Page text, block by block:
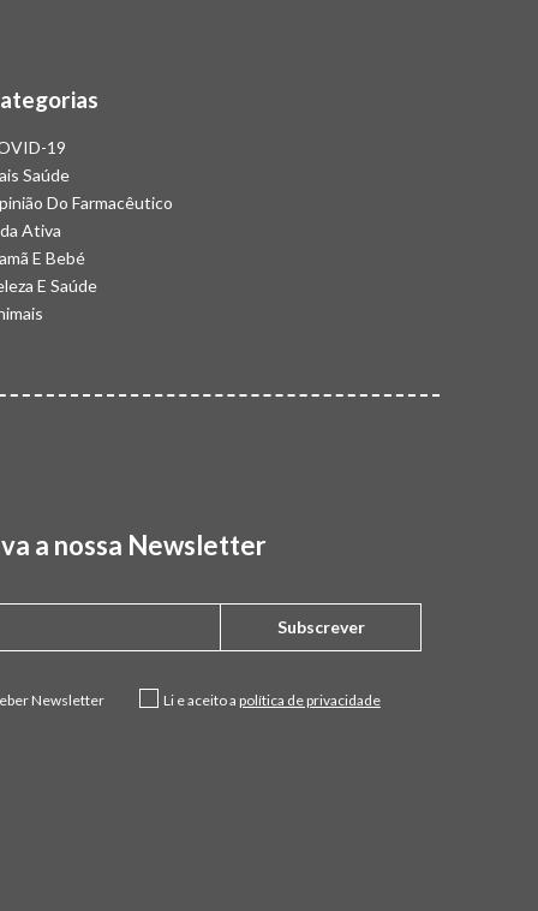
19
Saúde
Do Farmacêutico
Ativa
E Bebé
E Saúde
a nossa Newsletter
Subscrever
Newsletter Li e aceito a política de privacidade